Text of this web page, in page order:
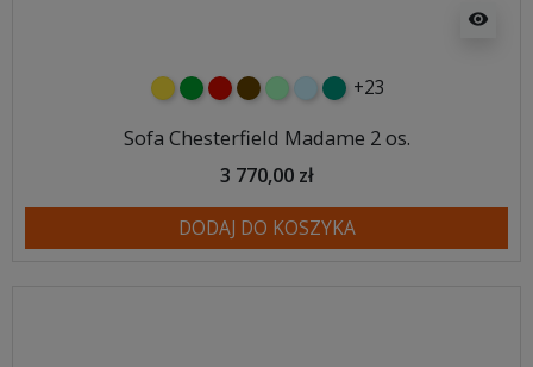
visibility
żółtyzielonyczerwony
czekoladowy
miętowybłękitny
turkusowy
+23
Sofa Chesterfield Madame 2 os.
3 770,00 zł
DODAJ DO KOSZYKA